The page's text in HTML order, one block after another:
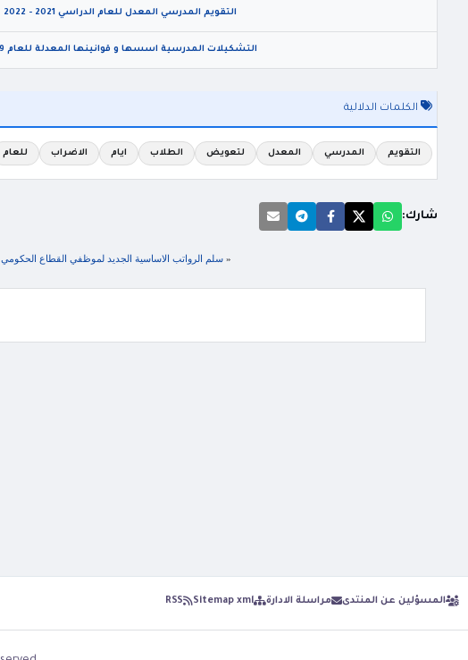
التقويم المدرسي المعدل للعام الدراسي 2021 - 2022
التشكيلات المدرسية اسسها و قوانينها المعدلة للعام 2019
الكلمات الدلالية
التقويم المدرسي المعدل لتعويض الطلاب ايام الاضراب للعام
شارك:
« سلم الرواتب الاساسية الجديد لموظفي القطاع الحكومي
المسؤلين عن المنتدى مراسلة الادارة Sitemap xml
RSS